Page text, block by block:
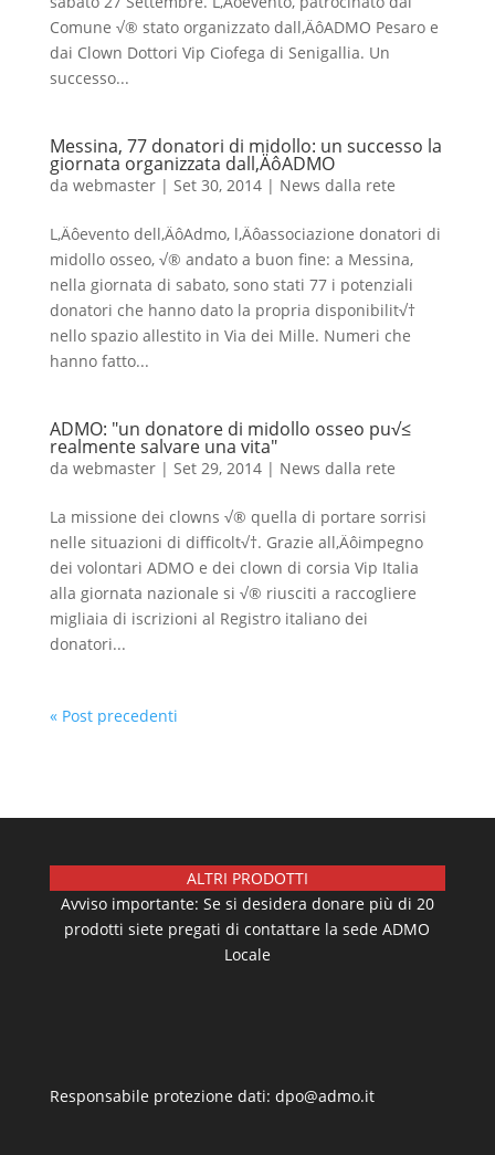
Comune √® stato organizzato dall‚ÄôADMO Pesaro e
dai Clown Dottori Vip Ciofega di Senigallia. Un
successo...
Messina, 77 donatori di midollo: un successo la
giornata organizzata dall‚ÄôADMO
da webmaster| Set 30, 2014| News dalla rete
L‚Äôevento dell‚ÄôAdmo, l‚Äôassociazione donatori di
midollo osseo, √® andato a buon fine: a Messina,
nella giornata di sabato, sono stati 77 i potenziali
donatori che hanno dato la propria disponibilit√†
nello spazio allestito in Via dei Mille. Numeri che
hanno fatto...
ADMO: "un donatore di midollo osseo pu√≤
realmente salvare una vita"
da webmaster| Set 29, 2014| News dalla rete
La missione dei clowns √® quella di portare sorrisi
nelle situazioni di difficolt√†. Grazie all‚Äôimpegno
dei volontari ADMO e dei clown di corsia Vip Italia
alla giornata nazionale si √® riusciti a raccogliere
migliaia di iscrizioni al Registro italiano dei
donatori...
« Post precedenti
ALTRI PRODOTTI
Avviso importante: Se si desidera donare più di 20
prodotti siete pregati di contattare la sede ADMO
Locale
Responsabile protezione dati: dpo@admo.it